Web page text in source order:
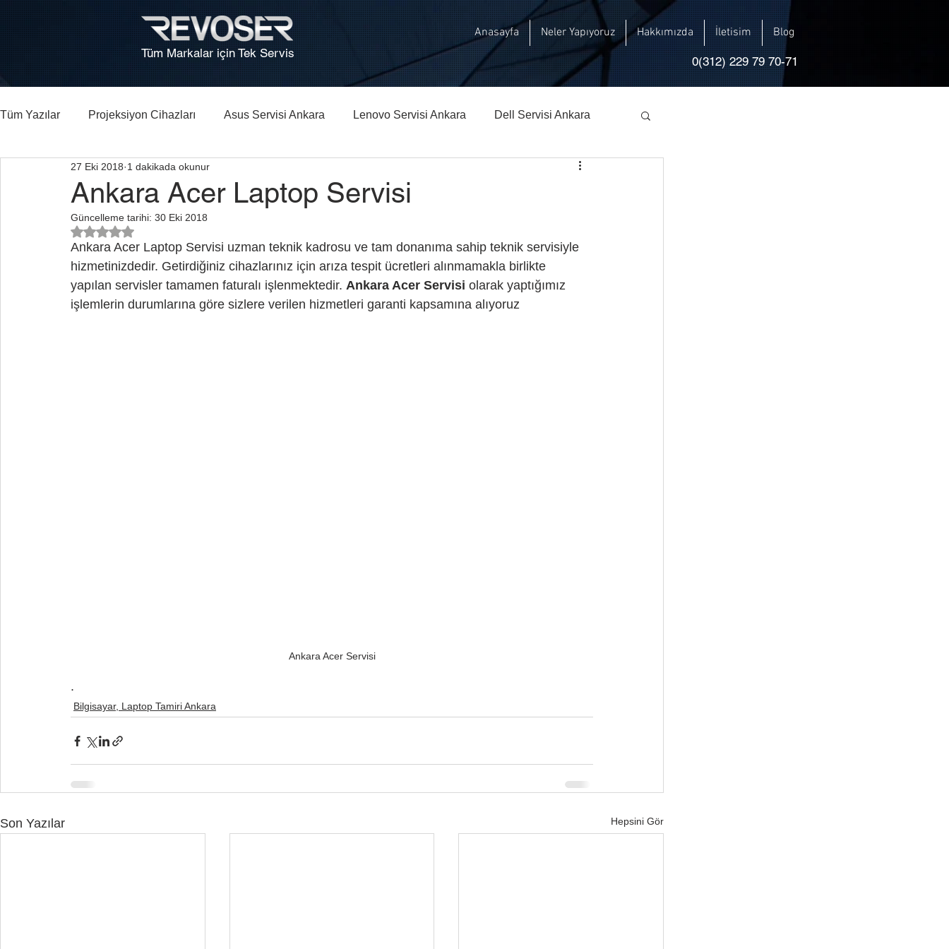
Tüm Markalar için Tek Servis
Anasayfa Neler Yapıyoruz Hakkımızda İletisim Blog
0(312) 229 79 70-71
Tüm Yazılar Projeksiyon Cihazları Asus Servisi Ankara Lenovo Servisi Ankara Dell Servisi Ankara
Bilgisayar, Laptop Tamiri Ankara
Ankara Acer Laptop Servisi
27 Eki 2018 1 dakikada okunur
Güncelleme tarihi: 30 Eki 2018
5 üzerinden NaN yıldız
Ankara Acer Laptop Servisi uzman teknik kadrosu ve tam donanıma sahip teknik servisiyle
hizmetinizdedir. Getirdiğiniz cihazlarınız için arıza tespit ücretleri alınmamakla birlikte
yapılan servisler tamamen faturalı işlenmektedir. Ankara Acer Servisi olarak yaptığımız
işlemlerin durumlarına göre sizlere verilen hizmetleri garanti kapsamına alıyoruz
Ankara Acer Servisi
.
Bilgisayar, Laptop Tamiri Ankara
Son Yazılar Hepsini Gör